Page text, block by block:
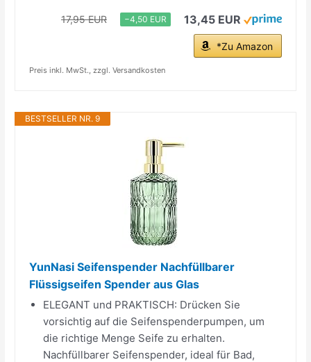
17,95 EUR −4,50 EUR 13,45 EUR
*Zu Amazon
Preis inkl. MwSt., zzgl. Versandkosten
BESTSELLER NR. 9
YunNasi Seifenspender Nachfüllbarer
Flüssigseifen Spender aus Glas
ELEGANT und PRAKTISCH: Drücken Sie
vorsichtig auf die Seifenspenderpumpen, um
die richtige Menge Seife zu erhalten.
Nachfüllbarer Seifenspender, ideal für Bad,